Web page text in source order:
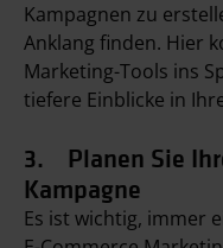
Kampagnen zu
Anklang finden. Hier
Marketing-Tools ins
tiefere Einblicke in
3. Planen Sie
Kampagne
Es ist wichtig, immer